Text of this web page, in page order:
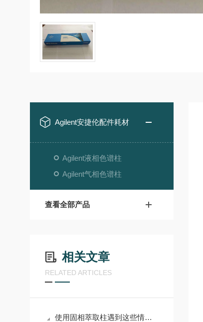
Agilent安捷伦配件耗材
Agilent液相色谱柱
Agilent气相色谱柱
查看全部产品
相关文章
RELATED ARTICLES
使用固相萃取柱遇到这些情况不要慌